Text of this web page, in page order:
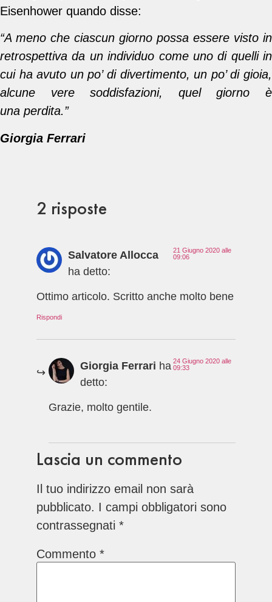
Eisenhower quando disse:
“A meno che ciascun giorno possa essere visto in
retrospettiva da un individuo come uno di quelli in
cui ha avuto un po’ di divertimento, un po’ di gioia,
alcune vere soddisfazioni, quel giorno è
una perdita.”
Giorgia Ferrari
2 risposte
Salvatore Allocca
ha detto:
21 Giugno 2020 alle
09:06
Ottimo articolo. Scritto anche molto bene
Rispondi
Giorgia Ferrari ha
detto:
24 Giugno 2020 alle
09:33
Grazie, molto gentile.
Lascia un commento
Il tuo indirizzo email non sarà
pubblicato. I campi obbligatori sono
contrassegnati *
Commento *